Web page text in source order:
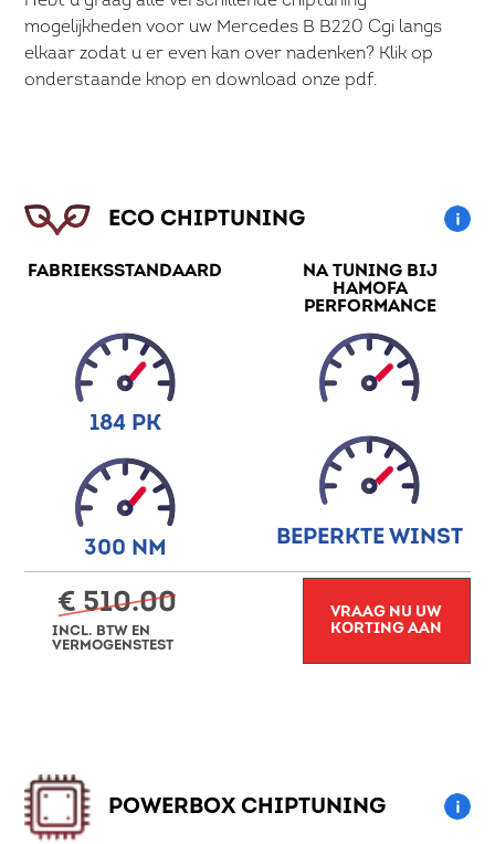
mogelijkheden voor uw Mercedes B B220 Cgi langs
elkaar zodat u er even kan over nadenken? Klik op
onderstaande knop en download onze pdf.
ECO CHIPTUNING
FABRIEKSSTANDAARD
NA TUNING BIJ
HAMOFA
PERFORMANCE
184 PK
300 NM BEPERKTE WINST
€ 510.00
INCL. BTW EN
VERMOGENSTEST
VRAAG NU UW
KORTING AAN
POWERBOX CHIPTUNING